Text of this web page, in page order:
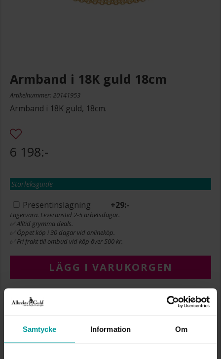
Samtycke Information Om
Armband i 18K guld 18cm
Artikelnummer: 20141953
Armband i 18K guld, 18cm.
6 198:-
Storleksguide
Presentinslagning +29:-
Lagervara. Leveranstid 2-5 arbetsdagar.
✅ Alltid grymma deals.
✅ Öppet köp i 30 dagar vid onlineköp.
✅ Fri frakt till ombud vid köp över 500 kr.
LÄGG I VARUKORGEN
INFO
BREDD CA (MM)
2,2
LÄNGD CA (CM)